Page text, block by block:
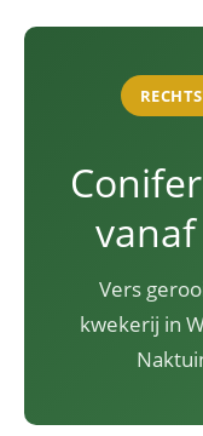
Vers
kwekerij in